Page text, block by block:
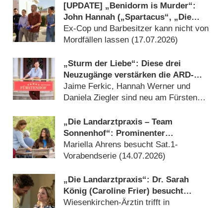
[UPDATE] „Benidorm is Murder“:
John Hannah („Spartacus“, „Die
Mumie“) als wirscher Ermittler in
sonnigem Paradies
Ex-Cop und Barbesitzer kann nicht von
Mordfällen lassen (17.07.2026)
„Sturm der Liebe“: Diese drei
Neuzugänge verstärken die ARD-
Telenovela
Jaime Ferkic, Hannah Werner und
Daniela Ziegler sind neu am Fürstenhof
„Die Landarztpraxis – Team
Sonnenhof“: Prominenter
Gastauftritt von „Ein Fall von
Liebe“-Star
Mariella Ahrens besucht Sat.1-
Vorabendserie (14.07.2026)
„Die Landarztpraxis“: Dr. Sarah
König (Caroline Frier) besucht
„Team Sonnenhof“
Wiesenkirchen-Ärztin trifft in